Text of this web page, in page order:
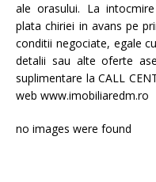
ale orasului. La
plata chiriei in avans pe
conditii negociate, egale
detalii sau alte oferte
suplimentare la CALL
web www.imobiliaredm.ro
no images were found